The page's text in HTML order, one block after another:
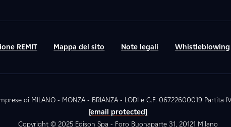
REMIT Mappa del sito Note legali Whistleblowing
di MILANO - MONZA - BRIANZA - LODI e C.F. 06722600019 Partita
[email protected]
Copyright © 2025 Edison Spa - Foro Buonaparte 31, 20121 Milano